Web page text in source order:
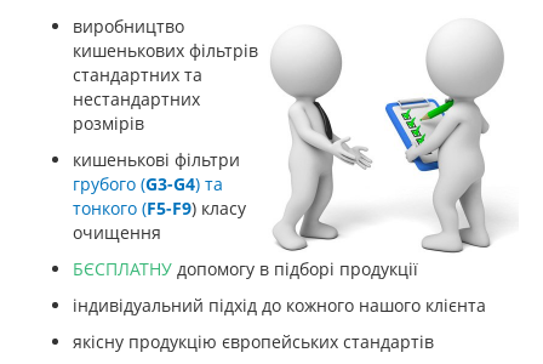
виробництво
кишенькових фільтрів
стандартних та
нестандартних
розмірів
кишенькові фільтри
грубого (G3-G4) та
тонкого (F5-F9) класу
очищення
БЄСПЛАТНУ допомогу в підборі продукції
індивідуальний підхід до кожного нашого клієнта
якісну продукцію європейських стандартів